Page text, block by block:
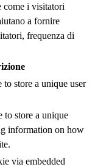
come i visitatori
a fornire
frequenza di
store a unique user
to store a unique
information on how
via embedded